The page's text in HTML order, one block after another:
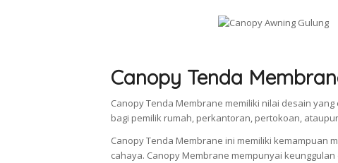
Canopy Tenda
Canopy Tenda Membrane memiliki nilai desain
bagi pemilik rumah, perkantoran, pertokoan,
Canopy Tenda Membrane ini memiliki kemampuan
cahaya. Canopy Membrane mempunyai